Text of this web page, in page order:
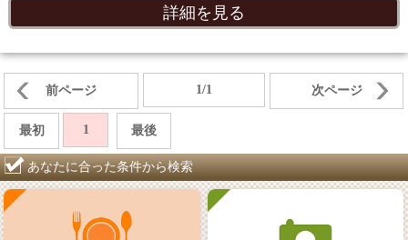
詳細を見る
前ページ 1/1 次ページ
最初 1 最後
あなたに合った条件から検索